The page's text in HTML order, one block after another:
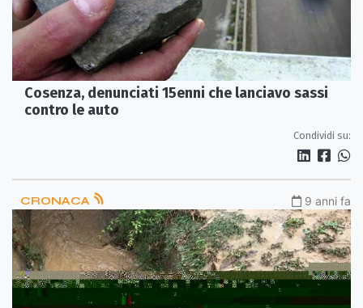
Cosenza, denunciati 15enni che lanciavo sassi
contro le auto
Condividi su:
CRONACA 9 anni fa